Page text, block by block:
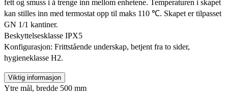
fett og smuss i å trenge inn mellom enhetene. Temperaturen i skapet
kan stilles inn med termostat opp til maks 110 ℃. Skapet er tilpasset
GN 1/1 kantiner.
Beskyttelsesklasse IPX5
Konfigurasjon: Frittstående underskap, betjent fra to sider,
hygieneklasse H2.
Viktig informasjon
Ytre mål, bredde 500 mm